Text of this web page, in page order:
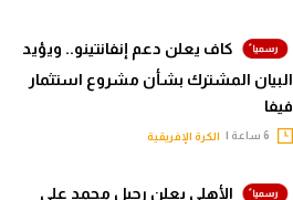
كاف يعلن دعم إنفانتينو.. ويؤيد
البيان المشترك بشأن مشروع استثمار
فيفا
الكرة الإفريقية
الأهلي يعلن رحيل محمد علي